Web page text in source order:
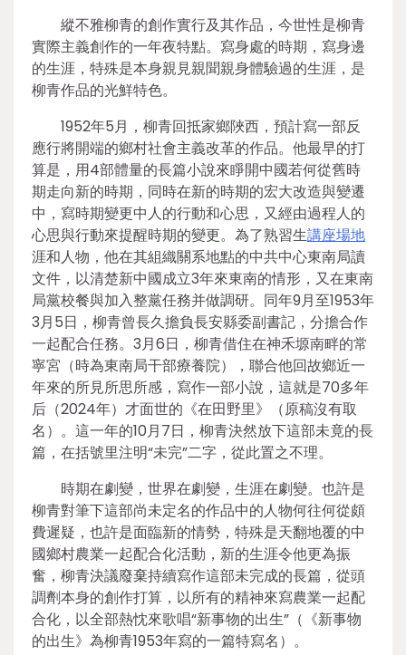
縱不雅柳青的創作實行及其作品，今世性是柳青
實際主義創作的一年夜特點。寫身處的時期，寫身邊
的生涯，特殊是本身親見親聞親身體驗過的生涯，是
柳青作品的光鮮特色。
1952年5月，柳青回抵家鄉陜西，預計寫一部反
應行將開端的鄉村社會主義改革的作品。他最早的打
算是，用4部體量的長篇小說來睜開中國若何從舊時
期走向新的時期，同時在新的時期的宏大改造與變遷
中，寫時期變更中人的行動和心思，又經由過程人的
心思與行動來提醒時期的變更。為了熟習生講座場地
涯和人物，他在其組織關系地點的中共中心東南局讀
文件，以清楚新中國成立3年來東南的情形，又在東南
局黨校餐與加入整黨任務并做調研。同年9月至1953年
3月5日，柳青曾長久擔負長安縣委副書記，分擔合作
一起配合任務。3月6日，柳青借住在神禾塬南畔的常
寧宮（時為東南局干部療養院），聯合他回故鄉近一
年來的所見所思所感，寫作一部小說，這就是70多年
后（2024年）才面世的《在田野里》（原稿沒有取
名）。這一年的10月7日，柳青決然放下這部未竟的長
篇，在括號里注明“未完”二字，從此置之不理。
時期在劇變，世界在劇變，生涯在劇變。也許是
柳青對筆下這部尚未定名的作品中的人物何往何從頗
費遲疑，也許是面臨新的情勢，特殊是天翻地覆的中
國鄉村農業一起配合化活動，新的生涯令他更為振
奮，柳青決議廢棄持續寫作這部未完成的長篇，從頭
調劑本身的創作打算，以所有的精神來寫農業一起配
合化，以全部熱忱來歌唱“新事物的出生”（《新事物
的出生》為柳青1953年寫的一篇特寫名）。